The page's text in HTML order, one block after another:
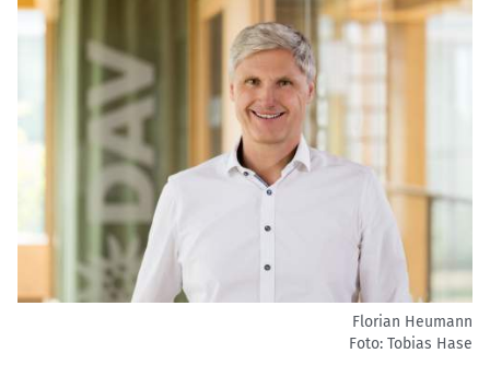
Florian Heumann
Foto: Tobias Hase